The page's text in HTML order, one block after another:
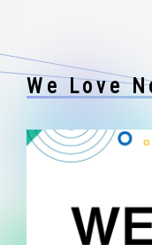
We Love